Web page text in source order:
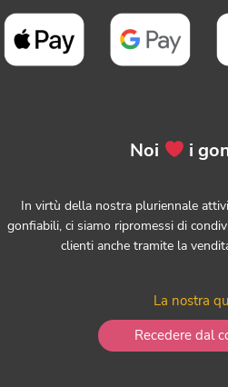
Noi i
In virtù della nostra pluriennale
gonfiabili, ci siamo ripromessi di
clienti anche tramite la
La nostra
Recedere dal